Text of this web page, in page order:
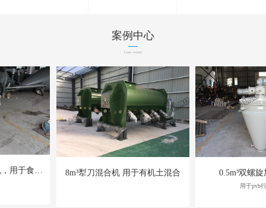
案例中心
Case center
8m³犁刀混合机 用于有机土混合 0.5m³双螺
用于pvb